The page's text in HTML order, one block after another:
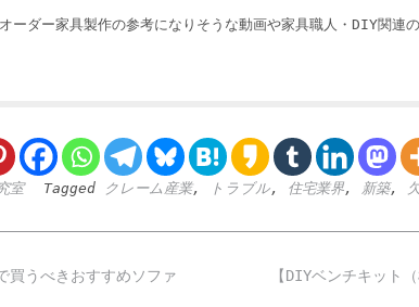
ーダー家具製作の参考になりそうな動画や家具職人・DIY関連
室 Tagged クレーム産業, トラブル, 住宅業界, 新築,
【DIYベンチキット
買うべきおすすめソファ